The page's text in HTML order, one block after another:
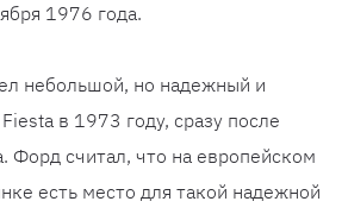
1976 года.
небольшой, но надежный и
в 1973 году, сразу после
Форд считал, что на европейском
есть место для такой надежной